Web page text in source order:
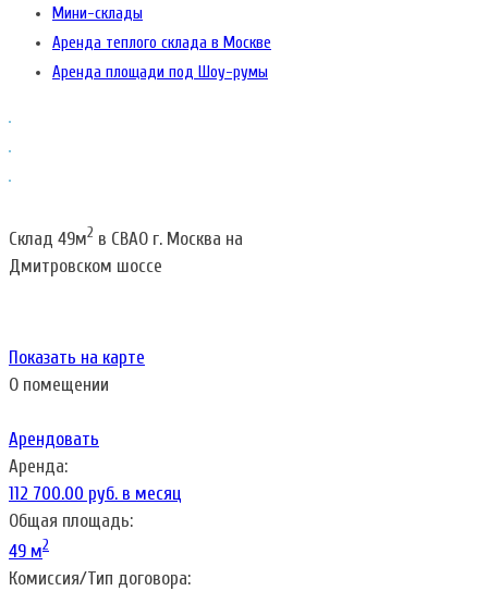
Мини-склады
Аренда теплого склада в Москве
Аренда площади под Шоу-румы
Склад 49м2 в СВАО г. Москва на
Дмитровском шоссе
Показать на карте
О помещении
Арендовать
Аренда:
112 700.00 руб. в месяц
Общая площадь:
49 м2
Комиссия/Тип договора: